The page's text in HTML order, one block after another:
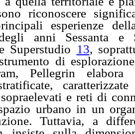
riconoscere
esperienze
anni Sessanta e
e Superstudio 13,
di
Pellegrin
e reti di
urbano in un
Tuttavia, a